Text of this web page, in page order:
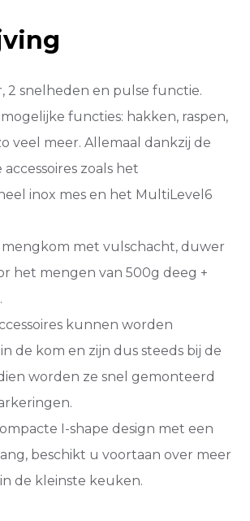
2 snelheden en pulse functie.
functies: hakken, raspen,
veel meer. Allemaal dankzij de
zoals het
inox mes en het MultiLevel6
met vulschacht, duwer
het mengen van 500g deeg +
kunnen worden
de kom en zijn dus steeds bij de
worden ze snel gemonteerd
I-shape design met een
beschikt u voortaan over meer
de kleinste keuken.